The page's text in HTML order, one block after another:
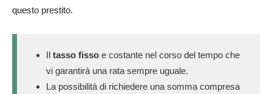
questo prestito.
Il tasso fisso e costante nel corso del tempo che
vi garantirà una rata sempre uguale.
La possibilità di richiedere una somma compresa